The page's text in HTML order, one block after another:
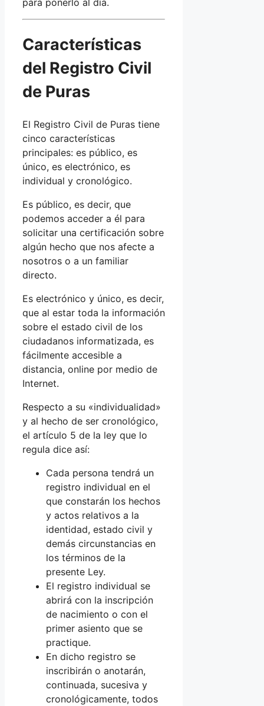
Características
del Registro Civil
de Puras
El Registro Civil de Puras tiene
cinco características
principales: es público, es
único, es electrónico, es
individual y cronológico.
Es público, es decir, que
podemos acceder a él para
solicitar una certificación sobre
algún hecho que nos afecte a
nosotros o a un familiar
directo.
Es electrónico y único, es decir,
que al estar toda la información
sobre el estado civil de los
ciudadanos informatizada, es
fácilmente accesible a
distancia, online por medio de
Internet.
Respecto a su «individualidad»
y al hecho de ser cronológico,
el artículo 5 de la ley que lo
regula dice así:
Cada persona tendrá un
registro individual en el
que constarán los hechos
y actos relativos a la
identidad, estado civil y
demás circunstancias en
los términos de la
presente Ley.
El registro individual se
abrirá con la inscripción
de nacimiento o con el
primer asiento que se
practique.
En dicho registro se
inscribirán o anotarán,
continuada, sucesiva y
cronológicamente, todos